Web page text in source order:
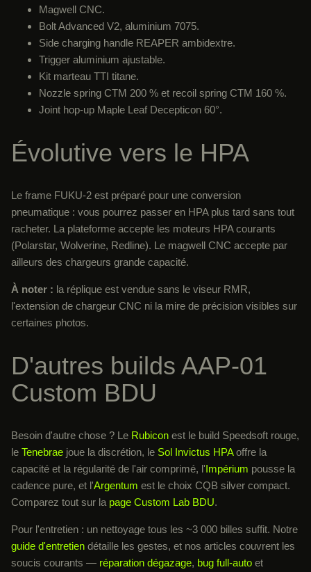
Magwell CNC.
Bolt Advanced V2, aluminium 7075.
Side charging handle REAPER ambidextre.
Trigger aluminium ajustable.
Kit marteau TTI titane.
Nozzle spring CTM 200 % et recoil spring CTM 160 %.
Joint hop-up Maple Leaf Decepticon 60°.
Évolutive vers le HPA
Le frame FUKU-2 est préparé pour une conversion
pneumatique : vous pourrez passer en HPA plus tard sans tout
racheter. La plateforme accepte les moteurs HPA courants
(Polarstar, Wolverine, Redline). Le magwell CNC accepte par
ailleurs des chargeurs grande capacité.
À noter : la réplique est vendue sans le viseur RMR,
l'extension de chargeur CNC ni la mire de précision visibles sur
certaines photos.
D'autres builds AAP-01
Custom BDU
Besoin d'autre chose ? Le Rubicon est le build Speedsoft rouge,
le Tenebrae joue la discrétion, le Sol Invictus HPAoffre la
capacité et la régularité de l'air comprimé, l'Impérium pousse la
cadence pure, et l'Argentum est le choix CQB silver compact.
Comparez tout sur la page Custom Lab BDU.
Pour l'entretien : un nettoyage tous les ~3 000 billes suffit. Notre
guide d'entretien détaille les gestes, et nos articles couvrent les
soucis courants — réparation dégazage, bug full-auto et